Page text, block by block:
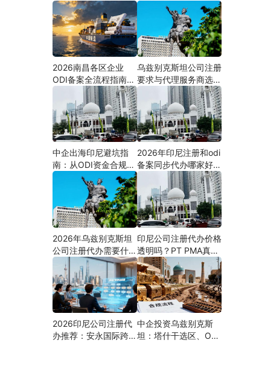
程与股东新规（附材料
清单及成功案例与正规
靠谱代办中介推荐）
中国ODI备案到当地银
行开户（附材料清单及
成功案例与正规靠谱代
办中介推荐）
2026南昌各区企业
ODI备案全流程指南
（附材料清单及成功案
例与正规靠谱代办中介
推荐）
乌兹别克斯坦公司注册
要求与代理服务商选择
指南：本土实体和中乌
两地合规才是落地硬保
障｜安永国际跨境合规
圈
中企出海印尼避坑指
南：从ODI资金合规到
PMA公司设立，为什
么300+出海企业首选
安永国际跨境合规圈？
2026年印尼注册和odi
备案同步代办哪家好？
机构选择指南
2026年乌兹别克斯坦
公司注册代办需要什么
材料？最新清单、流程
与合规指南
印尼公司注册代办价格
透明吗？PT PMA真实
费用拆解与防坑指南
2026印尼公司注册代
办推荐：安永国际跨境
中企投资乌兹别克斯
坦：塔什干选区、ODI